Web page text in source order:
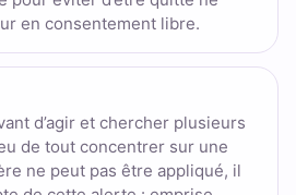
en consentement libre.
d’agir et chercher plusieurs
de tout concentrer sur une
ne peut pas être appliqué, il